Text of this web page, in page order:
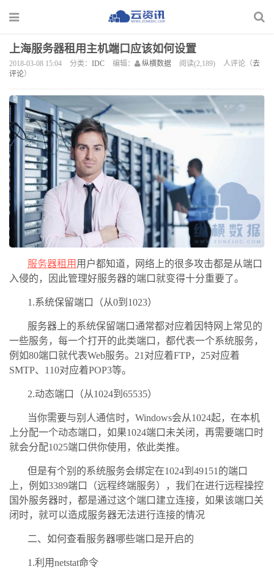
上海服务器租用主机端口应该如何设置
2018-03-08 15:04 分类： IDC 编辑： 纵横数据 阅读(2,189) 人评论（去
评论）
服务器租用 用户都知道，网络上的很多攻击都是从端口
入侵的，因此管理好服务器的端口就变得十分重要了。
1.系统保留端口（从0到1023）
服务器上的系统保留端口通常都对应着因特网上常见的
一些服务，每一个打开的此类端口，都代表一个系统服务，
例如80端口就代表Web服务。21对应着FTP，25对应着
SMTP、110对应着POP3等。
2.动态端口（从1024到65535）
当你需要与别人通信时，Windows会从1024起，在本机
上分配一个动态端口，如果1024端口未关闭，再需要端口时
就会分配1025端口供你使用，依此类推。
但是有个别的系统服务会绑定在1024到49151的端口
上，例如3389端口（远程终端服务），我们在进行远程操控
国外服务器时，都是通过这个端口建立连接，如果该端口关
闭时，就可以造成服务器无法进行连接的情况
二、如何查看服务器哪些端口是开启的
1.利用netstat命令